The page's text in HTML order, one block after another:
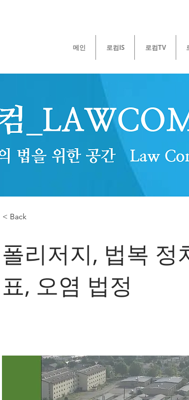
메인 로컴IS 로컴TV
< Back
폴리저지, 법복 정
표, 오염 법정